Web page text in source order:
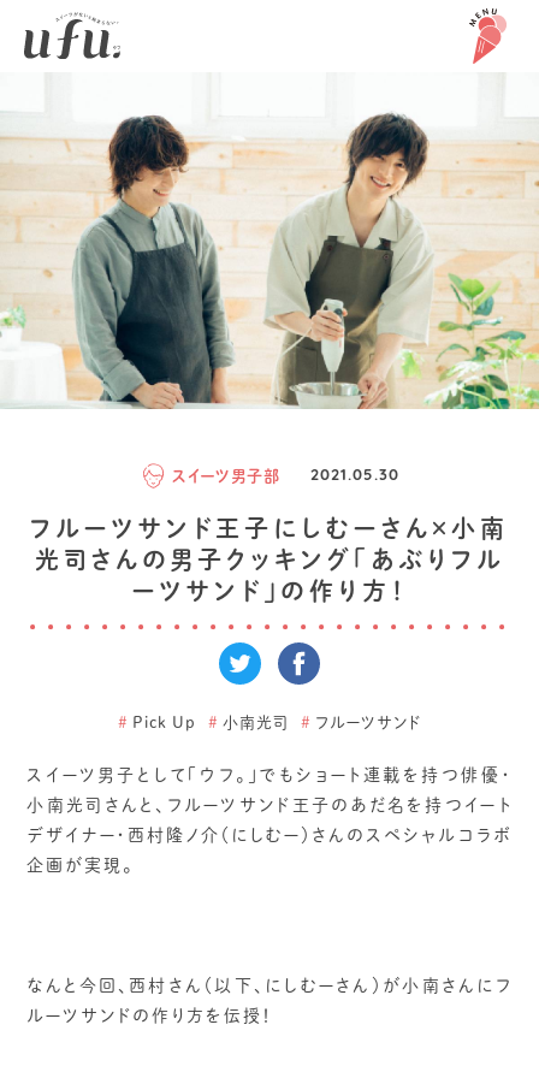
スイーツ男子部 2021.05.30
フルーツサンド王子にしむーさん×小南
光司さんの男子クッキング「あぶりフル
ーツサンド」の作り方！
# Pick Up # 小南光司 # フルーツサンド
スイーツ男子として「ウフ。」でもショート連載を持つ俳優・
小南光司さんと、フルーツサンド王子のあだ名を持つイート
デザイナー・西村隆ノ介（にしむー）さんのスペシャルコラボ
企画が実現。
なんと今回、西村さん（以下、にしむーさん）が小南さんにフ
ルーツサンドの作り方を伝授！